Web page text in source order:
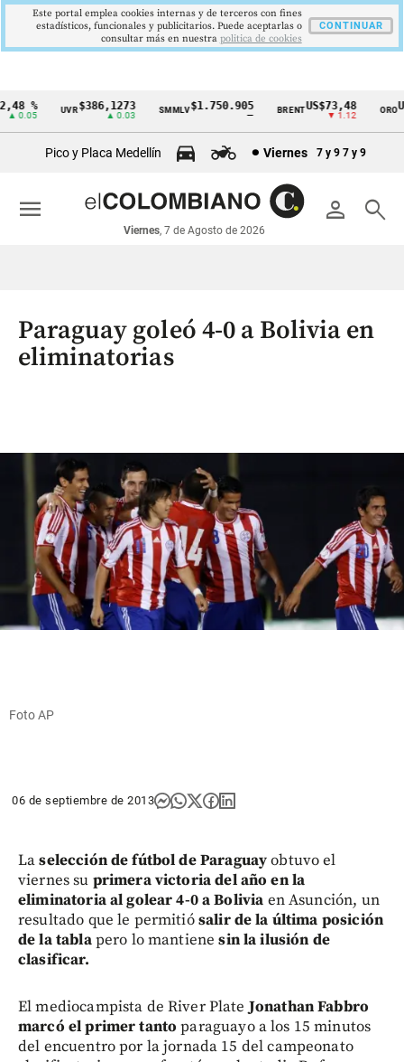
Cintillo
económicos
Colombia
% UVR$386,1273
▲ 0.03
SMMLV$1.750.905 BRENTUS$73,48
▼ 1.12
ORO
Pico y Placa Medellín Viernes 7 y 9 7 y 9
person search
Viernes, 7 de Agosto de 2026
menu
Paraguay goleó 4-0 a Bolivia en
eliminatorias
Foto AP
06 de septiembre de 2013
Laselección de fútbol de Paraguayobtuvo el
viernes su primera victoria del año en la
eliminatoria al golear 4-0 a Bolivia en Asunción, un
resultado que le permitiósalir de la última posición
de la tablapero lo mantienesin la ilusión de
clasificar.
El mediocampista de River PlateJonathan Fabbro
marcó el primer tanto paraguayo a los 15 minutos
del encuentro por la jornada 15 del campeonato
Este portal emplea cookies internas y de terceros con fines
estadísticos, funcionales y publicitarios. Puede aceptarlas o
consultar más en nuestra politica de cookies
CONTINUAR